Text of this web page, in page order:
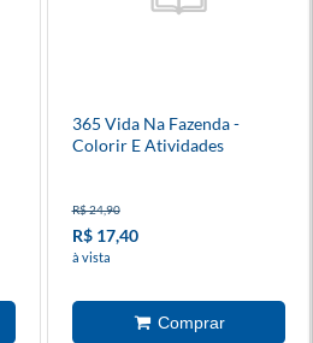
365 Vida Na Fazenda -
Colorir E Atividades
R$ 24,90
R$ 17,40
à vista